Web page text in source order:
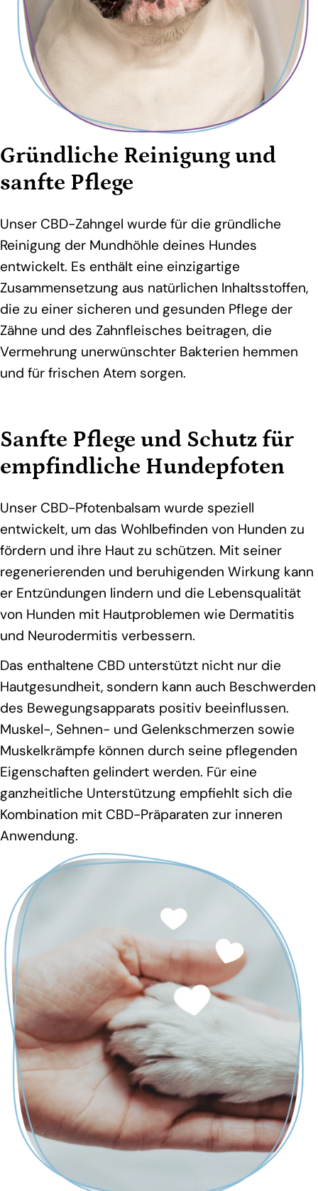
Gründliche Reinigung und
sanfte Pflege
Unser CBD-Zahngel wurde für die gründliche
Reinigung der Mundhöhle deines Hundes
entwickelt. Es enthält eine einzigartige
Zusammensetzung aus natürlichen Inhaltsstoffen,
die zu einer sicheren und gesunden Pflege der
Zähne und des Zahnfleisches beitragen, die
Vermehrung unerwünschter Bakterien hemmen
und für frischen Atem sorgen.
Sanfte Pflege und Schutz für
empfindliche Hundepfoten
Unser CBD-Pfotenbalsam wurde speziell
entwickelt, um das Wohlbefinden von Hunden zu
fördern und ihre Haut zu schützen. Mit seiner
regenerierenden und beruhigenden Wirkung kann
er Entzündungen lindern und die Lebensqualität
von Hunden mit Hautproblemen wie Dermatitis
und Neurodermitis verbessern.
Das enthaltene CBD unterstützt nicht nur die
Hautgesundheit, sondern kann auch Beschwerden
des Bewegungsapparats positiv beeinflussen.
Muskel-, Sehnen- und Gelenkschmerzen sowie
Muskelkrämpfe können durch seine pflegenden
Eigenschaften gelindert werden. Für eine
ganzheitliche Unterstützung empfiehlt sich die
Kombination mit CBD-Präparaten zur inneren
Anwendung.